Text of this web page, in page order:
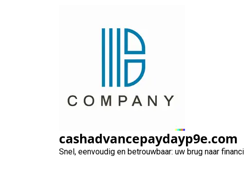
cashadvancepaydayp9e.com
Snel, eenvoudig en betrouwbaar: uw brug naar